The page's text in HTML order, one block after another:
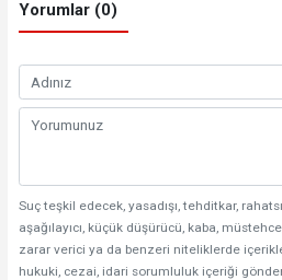
Yorumlar (0)
Suç teşkil edecek, yasadışı, tehditkar,
aşağılayıcı, küçük düşürücü, kaba,
zarar verici ya da benzeri niteliklerde
hukuki, cezai, idari sorumluluk içeriği